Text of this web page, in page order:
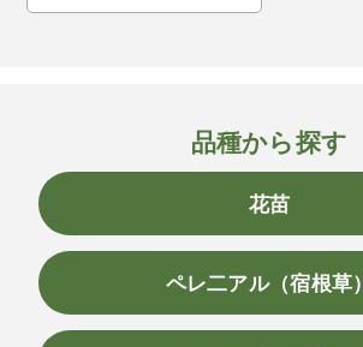
品種から探す
花苗
ペレ二アル（宿根草）